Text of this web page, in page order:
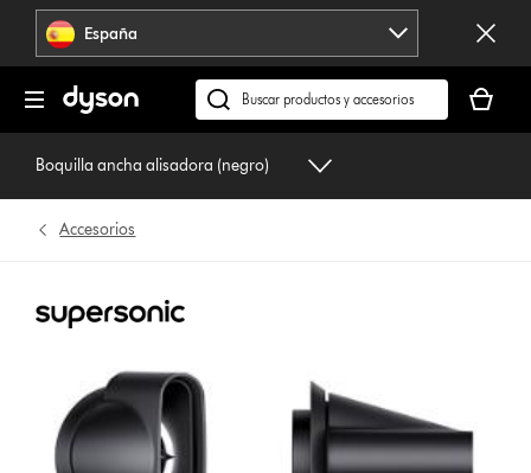
Omitir
navegación España
Buscar
en
dyson.es
cesta
está
Boquilla ancha alisadora (negro)
Accesorios